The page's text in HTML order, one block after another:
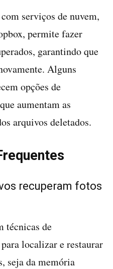
serviços de nuvem,
permite fazer
garantindo que
Alguns
opções de
aumentam as
arquivos deletados.
recuperam fotos
técnicas de
localizar e restaurar
seja da memória